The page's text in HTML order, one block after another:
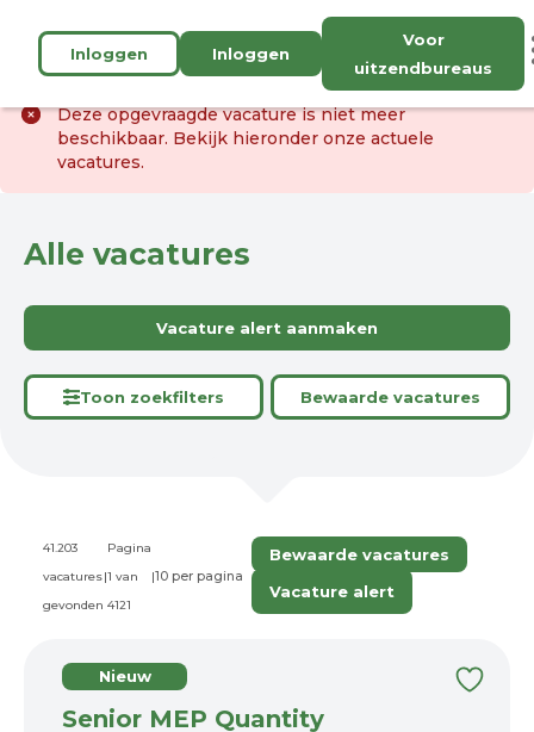
Inloggen Inloggen
Voor
uitzendbureaus
Deze opgevraagde vacature is niet meer
beschikbaar. Bekijk hieronder onze actuele
vacatures.
Alle vacatures
Vacature alert aanmaken
Toon zoekfilters Bewaarde vacatures
41.203
vacatures
gevonden
|
Pagina
1 van
4121
|
Bewaarde vacatures
Vacature alert
Nieuw
Senior MEP Quantity